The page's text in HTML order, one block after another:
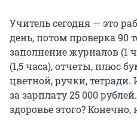
Учитель сегодня — это
день, потом проверка 90
заполнение журналов (1
(1,5 часа), отчеты, плюс
цветной, ручки, тетради.
за зарплату 25 000
здоровье этого? Конечно,